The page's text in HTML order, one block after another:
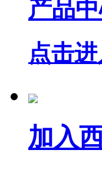
产品
点击进
加入